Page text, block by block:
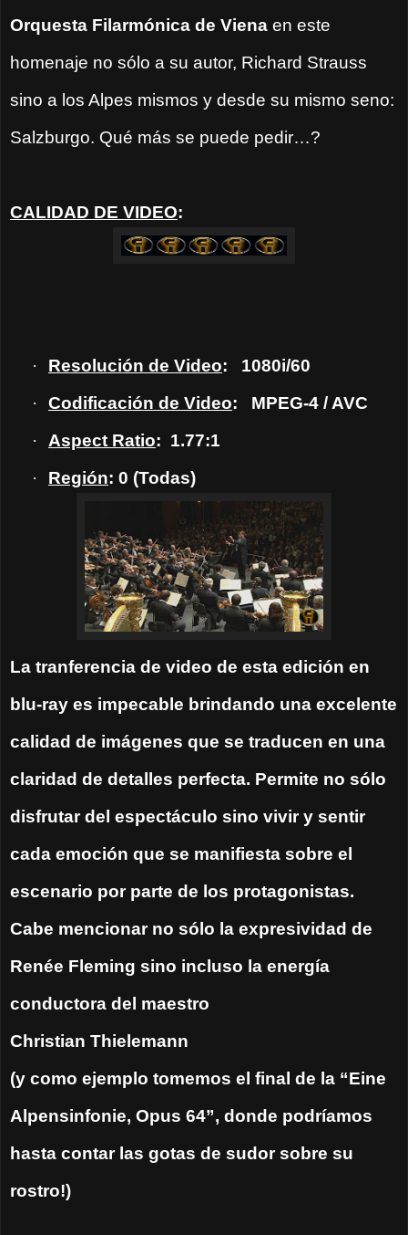
Orquesta Filarmónica de Viena en este
homenaje no sólo a su autor, Richard Strauss
sino a los Alpes mismos y desde su mismo seno:
Salzburgo. Qué más se puede pedir…?
CALIDAD DE VIDEO:
· Resolución de Video:
1080i/60
·
Codificación de Video:
MPEG-4 / AVC
·
Aspect Ratio: 1.77:1
·
Región: 0 (Todas)
La tranferencia de video de esta edición en
blu-ray es impecable brindando una excelente
calidad de imágenes que se traducen en una
claridad de detalles perfecta. Permite no sólo
disfrutar del espectáculo sino vivir y sentir
cada emoción que se manifiesta sobre el
escenario por parte de los protagonistas.
Cabe mencionar no sólo la expresividad de
Renée Fleming sino incluso la energía
conductora del maestro
Christian Thielemann
(y como ejemplo tomemos el final de la “Eine
Alpensinfonie, Opus 64”, donde podríamos
hasta contar las gotas de sudor sobre su
rostro!)